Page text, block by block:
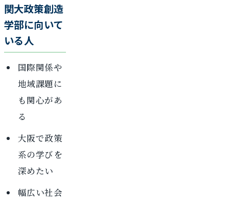
関大政策創造
学部に向いて
いる人
国際関係や
地域課題に
も関心があ
る
大阪で政策
系の学びを
深めたい
幅広い社会